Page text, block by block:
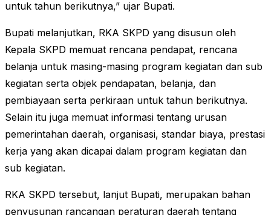
untuk tahun berikutnya,” ujar Bupati.
Bupati melanjutkan, RKA SKPD yang disusun oleh
Kepala SKPD memuat rencana pendapat, rencana
belanja untuk masing-masing program kegiatan dan sub
kegiatan serta objek pendapatan, belanja, dan
pembiayaan serta perkiraan untuk tahun berikutnya.
Selain itu juga memuat informasi tentang urusan
pemerintahan daerah, organisasi, standar biaya, prestasi
kerja yang akan dicapai dalam program kegiatan dan
sub kegiatan.
RKA SKPD tersebut, lanjut Bupati, merupakan bahan
penyusunan rancangan peraturan daerah tentang